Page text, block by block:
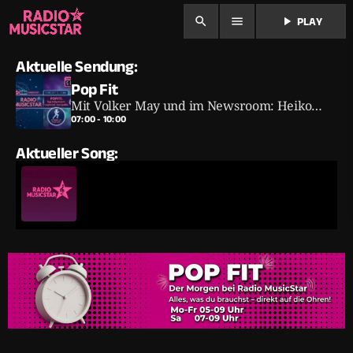
search menu play_arrow PLAY
Aktuelle Sendung:
Pop Fit
Mit Volker May und im Newsroom: Heiko
Margardt
07:00 - 10:00
Aktueller Song: